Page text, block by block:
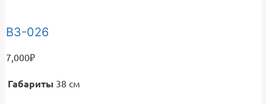
ВЗ-026
7,000₽
Габариты 38 см